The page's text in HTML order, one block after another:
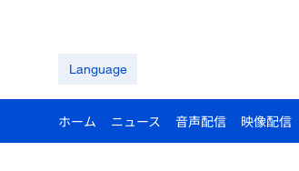
Language
ホーム ニュース 音声配信 映像配信